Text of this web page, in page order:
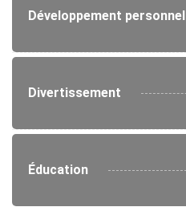
Développement personnel
Divertissement
Éducation